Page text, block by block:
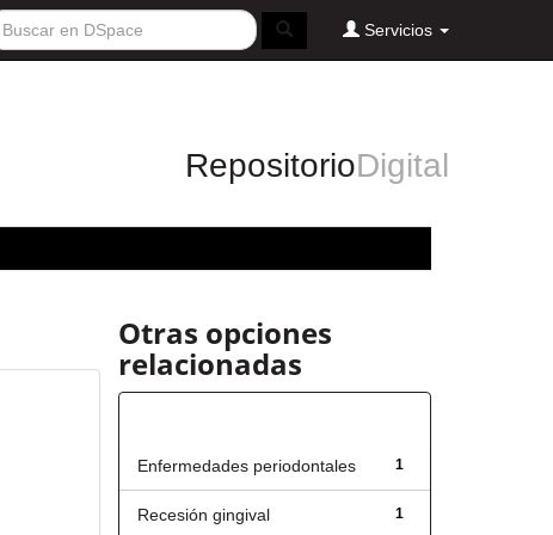
Servicios
RepositorioDigital
Otras opciones
relacionadas
1
Enfermedades periodontales
1
Recesión gingival